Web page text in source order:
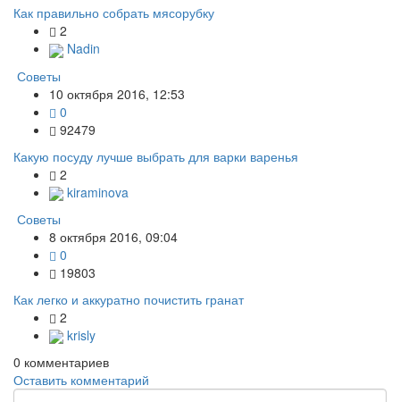
Как правильно собрать мясорубку
2
Nadin
Советы
10 октября 2016, 12:53
0
92479
Какую посуду лучше выбрать для варки варенья
2
kiraminova
Советы
8 октября 2016, 09:04
0
19803
Как легко и аккуратно почистить гранат
2
krisly
0 комментариев
Оставить комментарий